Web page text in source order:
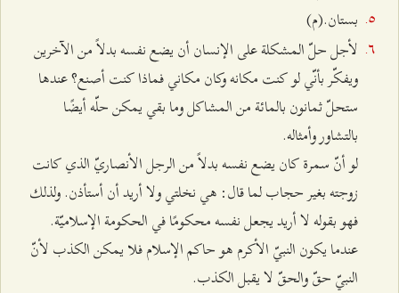
بستان.(م)
لأجل حلّ المشكلة على الإنسان أن يضع نفسه بدلاً من الآخرين
ويفكّر بأنّي لو كنت مكانه وكان مكاني فماذا كنت أصنع؟ عندها
ستحلّ ثمانون بالمائة من المشاكل وما بقي يمكن حلّه أيضًا
بالتشاور وأمثاله.
لو أنّ سمرة كان يضع نفسه بدلاً من الرجل الأنصاريّ الذي كانت
زوجته بغير حجاب لما قال: هي نخلتي ولا أريد أن أستأذن. ولذلك
فهو بقوله لا أريد يجعل نفسه محكومًا في الحكومة الإسلاميّة.
عندما يكون النبيّ الأكرم هو حاكم الإسلام فلا يمكن الكذب لأنّ
النبيّ حقّ والحقّ لا يقبل الكذب.